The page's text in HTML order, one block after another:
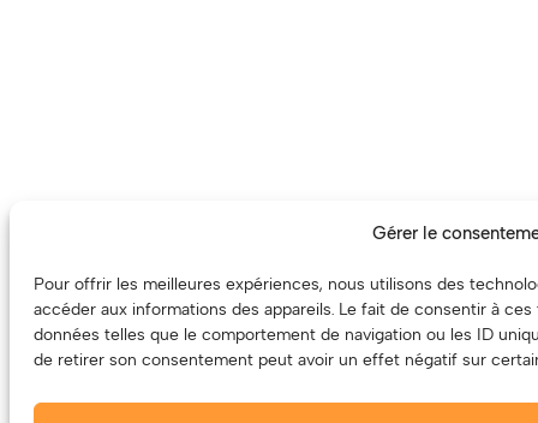
Gérer le
Pour offrir les meilleures expériences, nous utilisons des
accéder aux informations des appareils. Le fait de consentir à
données telles que le comportement de navigation ou les ID
de retirer son consentement peut avoir un effet négatif sur